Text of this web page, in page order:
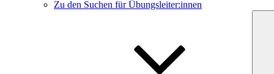
Zu den Suchen für Übungsleiter:innen